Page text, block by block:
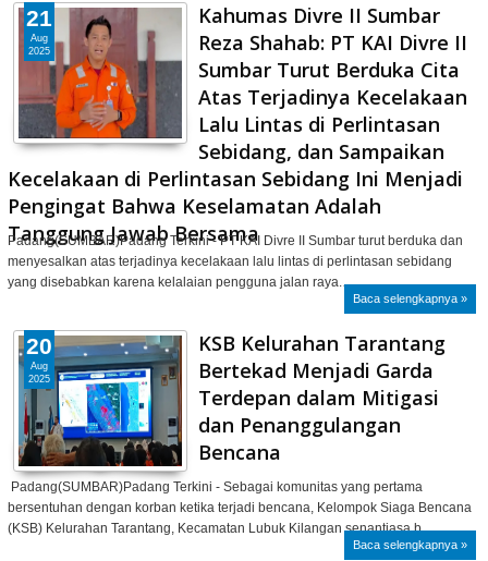
Kahumas Divre II Sumbar
Reza Shahab: PT KAI Divre II
Sumbar Turut Berduka Cita
Atas Terjadinya Kecelakaan
Lalu Lintas di Perlintasan
Sebidang, dan Sampaikan
Kecelakaan di Perlintasan Sebidang Ini Menjadi
Pengingat Bahwa Keselamatan Adalah
Tanggung Jawab Bersama
Padang(SUMBAR)Padang Terkini - PT KAI Divre II Sumbar turut berduka dan
menyesalkan atas terjadinya kecelakaan lalu lintas di perlintasan sebidang
yang disebabkan karena kelalaian pengguna jalan raya.…
Baca selengkapnya »
21
Aug
2025
KSB Kelurahan Tarantang
Bertekad Menjadi Garda
Terdepan dalam Mitigasi
dan Penanggulangan
Bencana
Padang(SUMBAR)Padang Terkini - Sebagai komunitas yang pertama
bersentuhan dengan korban ketika terjadi bencana, Kelompok Siaga Bencana
(KSB) Kelurahan Tarantang, Kecamatan Lubuk Kilangan senantiasa b…
Baca selengkapnya »
20
Aug
2025